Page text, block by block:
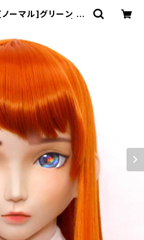
ーマル]グリーン Cr